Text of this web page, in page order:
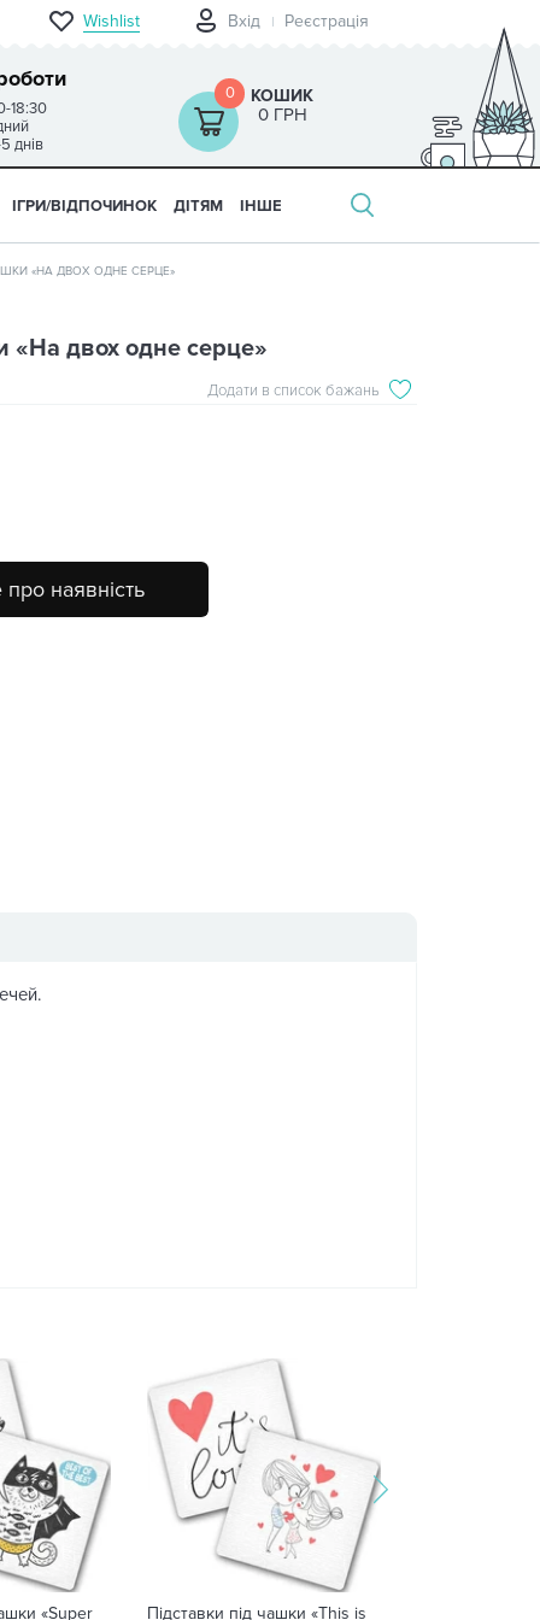
Wishlist Вхід Реєстрація
18:30
днів
0 КОШИК
0 ГРН
ІГРИ/ВІДПОЧИНОК ДІТЯМ ІНШЕ
«НА ДВОХ ОДНЕ СЕРЦЕ»
«На двох одне серце»
Додати в список бажань
наявність
«Super
Підставки під чашки «This is